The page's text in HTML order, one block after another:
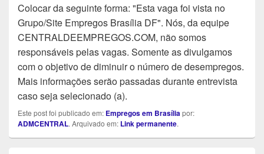
Colocar da seguinte forma: "Esta vaga foi vista no
Grupo/Site Empregos Brasília DF". Nós, da equipe
CENTRALDEEMPREGOS.COM, não somos
responsáveis pelas vagas. Somente as divulgamos
com o objetivo de diminuir o número de desempregos.
Mais informações serão passadas durante entrevista
caso seja selecionado (a).
Este post foi publicado em: Empregos em Brasíliapor:
ADMCENTRAL. Arquivado em: Link permanente.